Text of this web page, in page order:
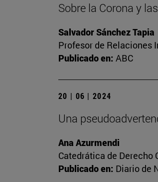
Sobre la Corona y
Salvador Sánchez Tapia
Profesor de Relaciones
Publicado en: ABC
20 | 06 | 2024
Una
Ana Azurmendi
Catedrática de
Publicado en: Diario de